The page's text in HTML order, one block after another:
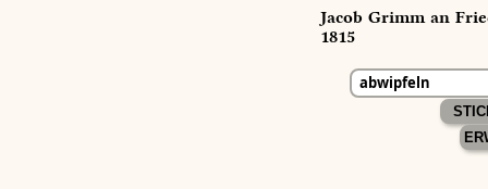
Jacob Grimm an
1815